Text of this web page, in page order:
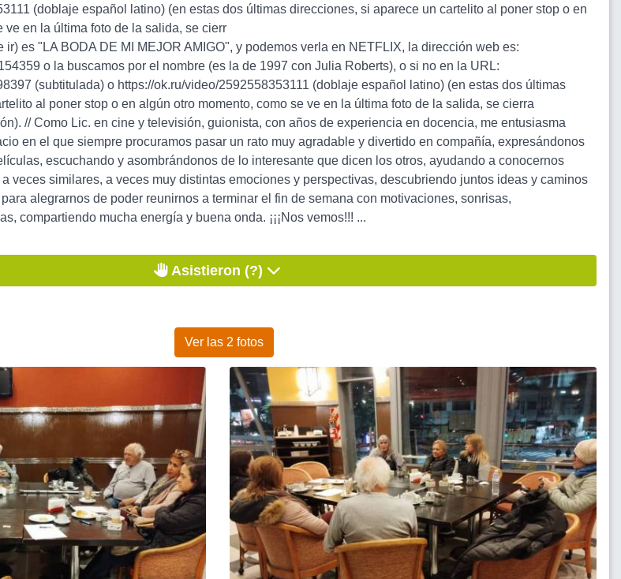
(doblaje español latino) (en estas dos últimas direcciones, si aparece un cartelito al poner stop o en
ve en la última foto de la salida, se cierr
ir) es "LA BODA DE MI MEJOR AMIGO", y podemos verla en NETFLIX, la dirección web es:
o la buscamos por el nombre (es la de 1997 con Julia Roberts), o si no en la URL:
(subtitulada) o https://ok.ru/video/2592558353111 (doblaje español latino) (en estas dos últimas
al poner stop o en algún otro momento, como se ve en la última foto de la salida, se cierra
// Como Lic. en cine y televisión, guionista, con años de experiencia en docencia, me entusiasma
en el que siempre procuramos pasar un rato muy agradable y divertido en compañía, expresándonos
escuchando y asombrándonos de lo interesante que dicen los otros, ayudando a conocernos
veces similares, a veces muy distintas emociones y perspectivas, descubriendo juntos ideas y caminos
alegrarnos de poder reunirnos a terminar el fin de semana con motivaciones, sonrisas,
compartiendo mucha energía y buena onda. ¡¡¡Nos vemos!!! ...
Asistieron (?)
Ver las 2 fotos